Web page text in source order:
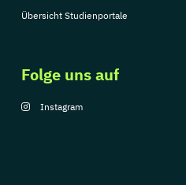
Übersicht Studienportale
Folge uns auf
Instagram